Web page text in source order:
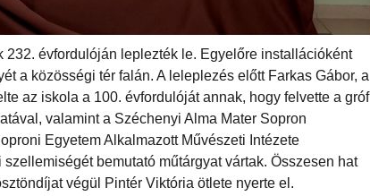
évfordulóján leplezték le. Egyelőre installációként
a közösségi tér falán. A leleplezés előtt Farkas Gábor, a
az iskola a 100. évfordulóját annak, hogy felvette a gróf
valamint a Széchenyi Alma Mater Sopron
Egyetem Alkalmazott Művészeti Intézete
bemutató műtárgyat vártak. Összesen hat
végül Pintér Viktória ötlete nyerte el.